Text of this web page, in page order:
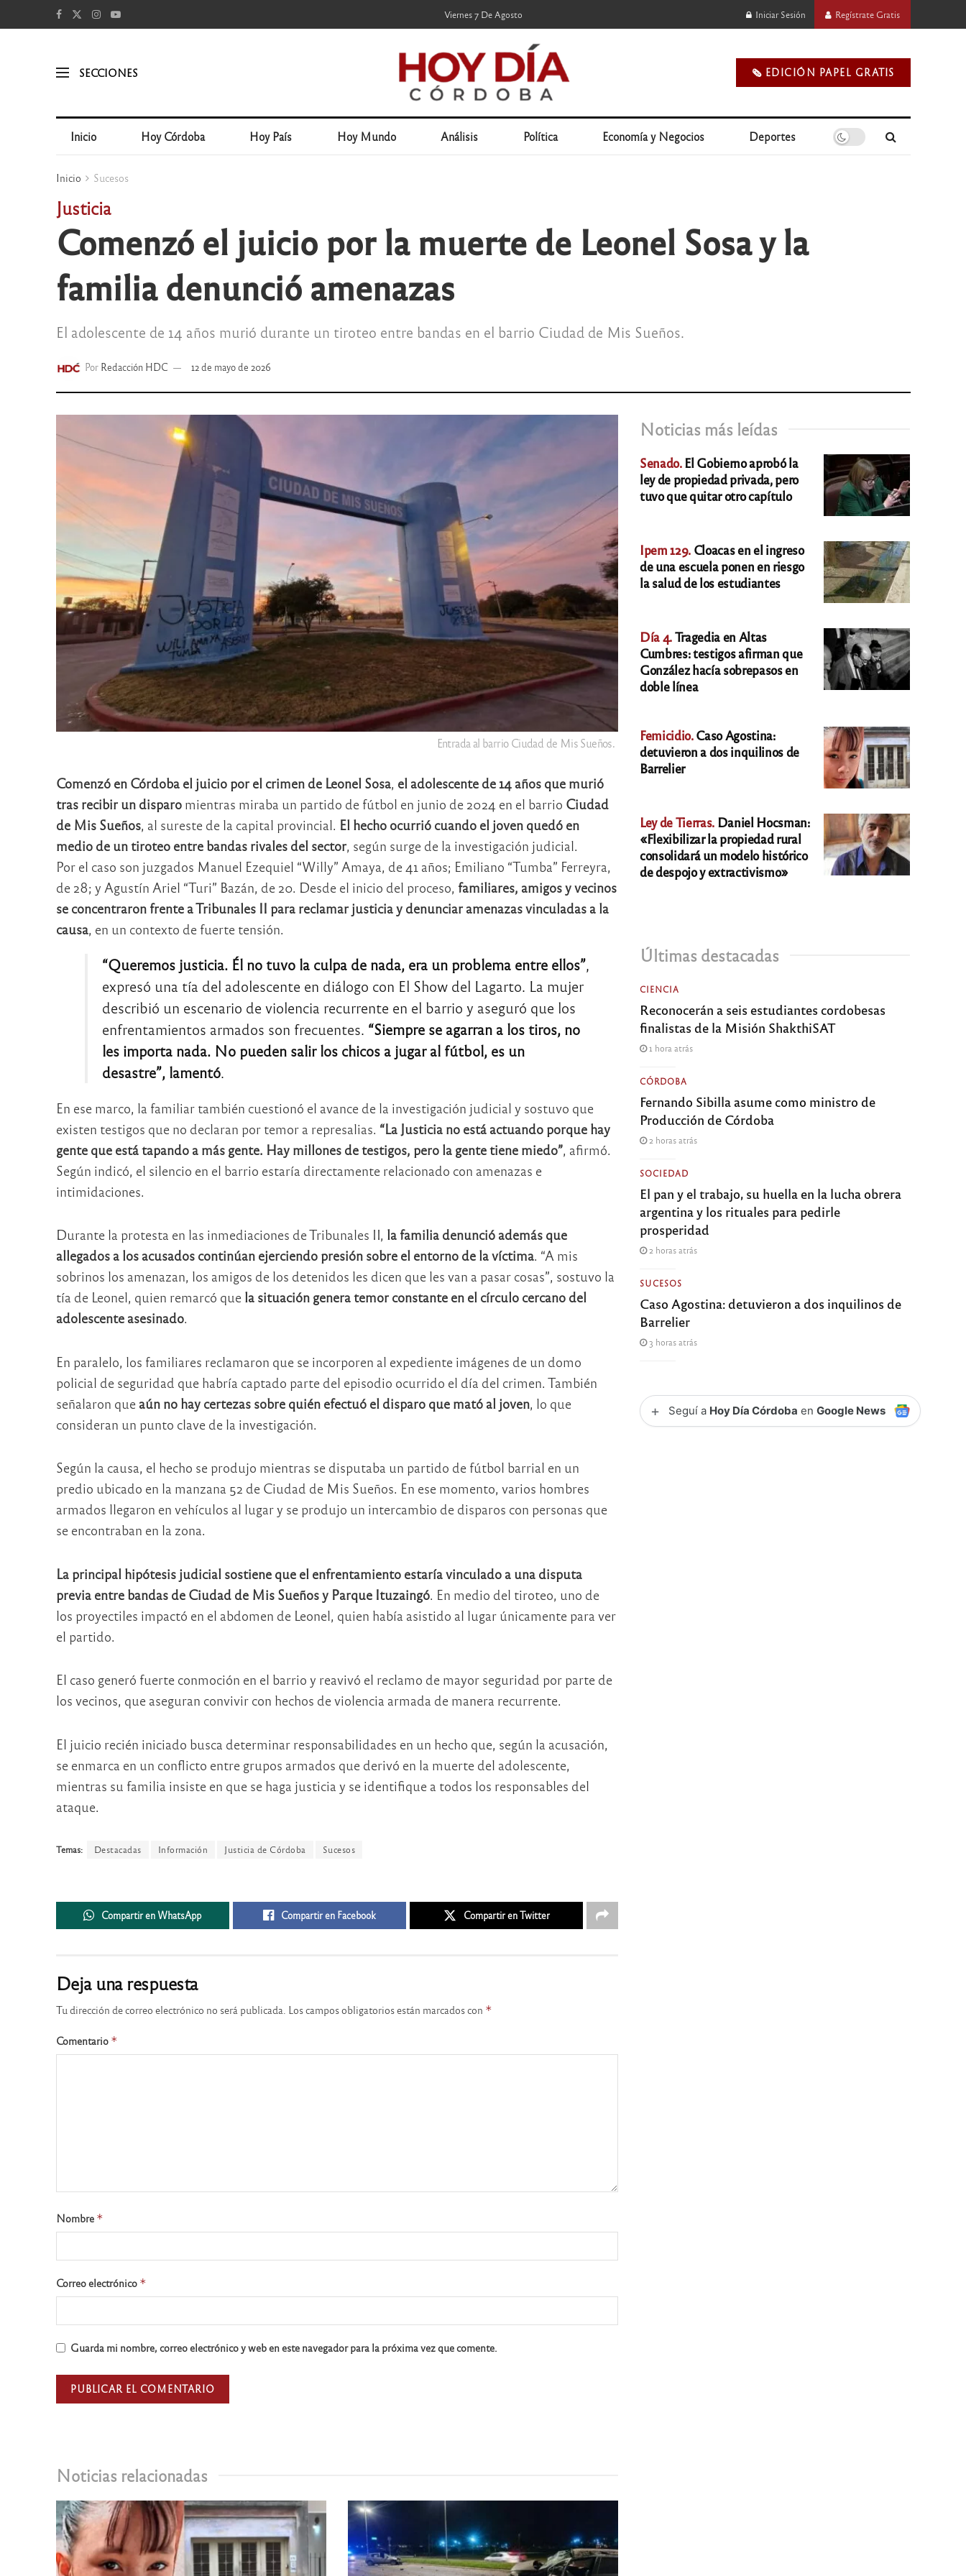
Viernes 7 De Agosto Iniciar Sesión Regístrate Gratis
SECCIONES 🗞️ EDICIÓN PAPEL GRATIS
Inicio Hoy Córdoba Hoy País Hoy Mundo Análisis Política Economía y Negocios Deportes
Inicio Sucesos
Justicia
Comenzó el juicio por la muerte de Leonel Sosa y la
familia denunció amenazas
El adolescente de 14 años murió durante un tiroteo entre bandas en el barrio Ciudad de Mis Sueños.
Por Redacción HDC 12 de mayo de 2026
Entrada al barrio Ciudad de Mis Sueños.
Comenzó en Córdoba el juicio por el crimen de Leonel Sosa, el adolescente de 14 años que murió
tras recibir un disparomientras miraba un partido de fútbol en junio de 2024 en el barrio Ciudad
de Mis Sueños, al sureste de la capital provincial. El hecho ocurrió cuando el joven quedó en
medio de un tiroteo entre bandas rivales del sector, según surge de la investigación judicial.
Por el caso son juzgados Manuel Ezequiel “Willy” Amaya, de 41 años; Emiliano “Tumba” Ferreyra,
de 28; y Agustín Ariel “Turi” Bazán, de 20. Desde el inicio del proceso, familiares, amigos y vecinos
se concentraron frente a Tribunales II para reclamar justicia y denunciar amenazas vinculadas a la
causa, en un contexto de fuerte tensión.
“Queremos justicia. Él no tuvo la culpa de nada, era un problema entre ellos”,
expresó una tía del adolescente en diálogo con El Show del Lagarto. La mujer
describió un escenario de violencia recurrente en el barrio y aseguró que los
enfrentamientos armados son frecuentes. “Siempre se agarran a los tiros, no
les importa nada. No pueden salir los chicos a jugar al fútbol, es un
desastre”, lamentó.
En ese marco, la familiar también cuestionó el avance de la investigación judicial y sostuvo que
existen testigos que no declaran por temor a represalias. “La Justicia no está actuando porque hay
gente que está tapando a más gente. Hay millones de testigos, pero la gente tiene miedo”, afirmó.
Según indicó, el silencio en el barrio estaría directamente relacionado con amenazas e
intimidaciones.
Durante la protesta en las inmediaciones de Tribunales II, la familia denunció además que
allegados a los acusados continúan ejerciendo presión sobre el entorno de la víctima. “A mis
sobrinos los amenazan, los amigos de los detenidos les dicen que les van a pasar cosas”, sostuvo la
tía de Leonel, quien remarcó que la situación genera temor constante en el círculo cercano del
adolescente asesinado.
En paralelo, los familiares reclamaron que se incorporen al expediente imágenes de un domo
policial de seguridad que habría captado parte del episodio ocurrido el día del crimen. También
señalaron que aún no hay certezas sobre quién efectuó el disparo que mató al joven, lo que
consideran un punto clave de la investigación.
Según la causa, el hecho se produjo mientras se disputaba un partido de fútbol barrial en un
predio ubicado en la manzana 52 de Ciudad de Mis Sueños. En ese momento, varios hombres
armados llegaron en vehículos al lugar y se produjo un intercambio de disparos con personas que
se encontraban en la zona.
La principal hipótesis judicial sostiene que el enfrentamiento estaría vinculado a una disputa
previa entre bandas de Ciudad de Mis Sueños y Parque Ituzaingó. En medio del tiroteo, uno de
los proyectiles impactó en el abdomen de Leonel, quien había asistido al lugar únicamente para ver
el partido.
El caso generó fuerte conmoción en el barrio y reavivó el reclamo de mayor seguridad por parte de
los vecinos, que aseguran convivir con hechos de violencia armada de manera recurrente.
El juicio recién iniciado busca determinar responsabilidades en un hecho que, según la acusación,
se enmarca en un conflicto entre grupos armados que derivó en la muerte del adolescente,
mientras su familia insiste en que se haga justicia y se identifique a todos los responsables del
ataque.
Temas: Destacadas Información Justicia de Córdoba Sucesos
Compartir en WhatsApp Compartir en Facebook Compartir en Twitter
Noticias relacionadas
Deja una respuesta
Tu dirección de correo electrónico no será publicada. Los campos obligatorios están marcados con *
Comentario *
Nombre *
Correo electrónico *
Guarda mi nombre, correo electrónico y web en este navegador para la próxima vez que comente.
Noticias más leídas
Senado.El Gobierno aprobó la
ley de propiedad privada, pero
tuvo que quitar otro capítulo
Ipem 129. Cloacas en el ingreso
de una escuela ponen en riesgo
la salud de los estudiantes
Día 4.Tragedia en Altas
Cumbres: testigos afirman que
González hacía sobrepasos en
doble línea
Femicidio.Caso Agostina:
detuvieron a dos inquilinos de
Barrelier
Ley de Tierras. Daniel Hocsman:
«Flexibilizar la propiedad rural
consolidará un modelo histórico
de despojo y extractivismo»
Últimas destacadas
CIENCIA
Reconocerán a seis estudiantes cordobesas
finalistas de la Misión ShakthiSAT
1 hora atrás
CÓRDOBA
Fernando Sibilla asume como ministro de
Producción de Córdoba
2 horas atrás
SOCIEDAD
El pan y el trabajo, su huella en la lucha obrera
argentina y los rituales para pedirle
prosperidad
2 horas atrás
SUCESOS
Caso Agostina: detuvieron a dos inquilinos de
Barrelier
3 horas atrás
+ Seguí a Hoy Día Córdoba enGoogle News